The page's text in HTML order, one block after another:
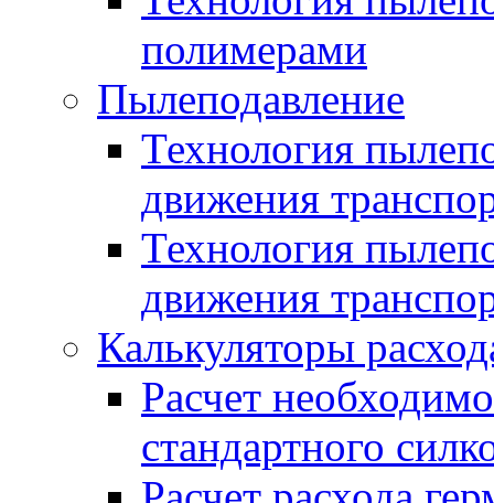
полимерами
Пылеподавление
Технология
движения
Технология
движения
Калькуляторы
Расчет
стандартного